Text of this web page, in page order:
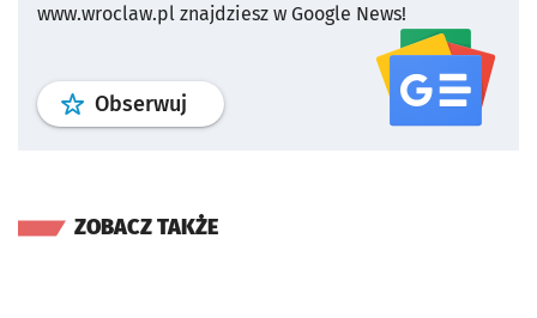
www.wroclaw.pl znajdziesz w Google News!
Obserwuj profil serwisu
ZOBACZ TAKŻE